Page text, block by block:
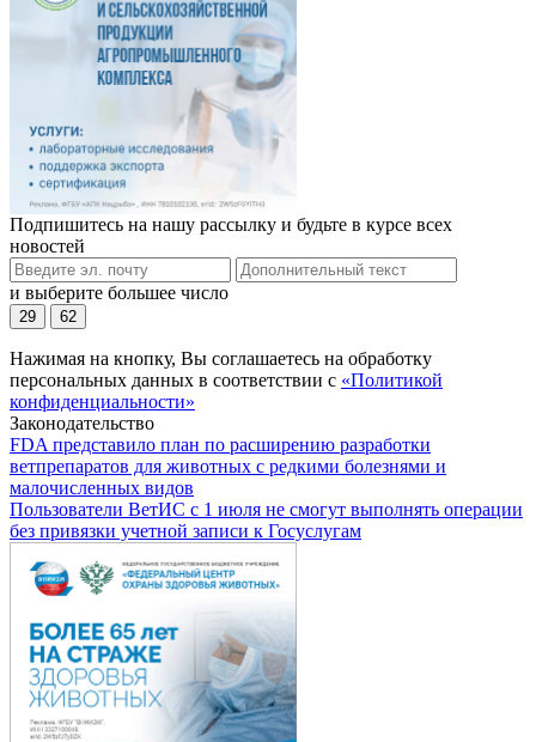
Подпишитесь на нашу рассылку и будьте в курсе всех
новостей
и выберите большее число
29 62
Нажимая на кнопку, Вы соглашаетесь на обработку
персональных данных в соответствии с «Политикой
конфиденциальности»
Законодательство
FDA представило план по расширению разработки
ветпрепаратов для животных с редкими болезнями и
малочисленных видов
Пользователи ВетИС с 1 июля не смогут выполнять операции
без привязки учетной записи к Госуслугам